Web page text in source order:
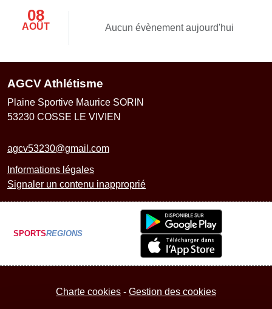
08
AOÛT Aucun évènement aujourd'hui
AGCV Athlétisme
Plaine Sportive Maurice SORIN
53230 COSSE LE VIVIEN
agcv53230@gmail.com
Informations légales
Signaler un contenu inapproprié
SPORTSREGIONS
Charte cookies Gestion des cookies